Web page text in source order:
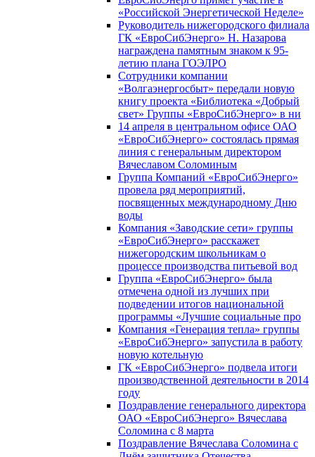
«Российской Энергетической Неделе»
Руководитель нижегородского филиала
ГК «ЕвроСибЭнерго» Н. Назарова
награждена памятным знаком к 95-
летию плана ГОЭЛРО
Сотрудники компании
«Волгаэнергосбыт» передали новую
книгу проекта «Библиотека «Добрый
свет» Группы «ЕвроСибЭнерго» в ни
14 апреля в центральном офисе ОАО
«ЕвроСибЭнерго» состоялась прямая
линия с генеральным директором
Вячеславом Соломиным
Группа Компаний «ЕвроСибЭнерго»
провела ряд мероприятий,
посвященных международному Дню
воды
Компания «Заводские сети» группы
«ЕвроСибЭнерго» расскажет
нижегородским школьникам о
процессе производства питьевой вод
Группа «ЕвроСибЭнерго» была
отмечена одной из лучших при
подведении итогов национальной
программы «Лучшие социальные про
Компания «Генерация тепла» группы
«ЕвроСибЭнерго» запустила в работу
новую котельную
ГК «ЕвроСибЭнерго» подвела итоги
производственной деятельности в 2014
году
Поздравление генерального директора
ОАО «ЕвроСибЭнерго» Вячеслава
Соломина с 8 марта
Поздравление Вячеслава Соломина с